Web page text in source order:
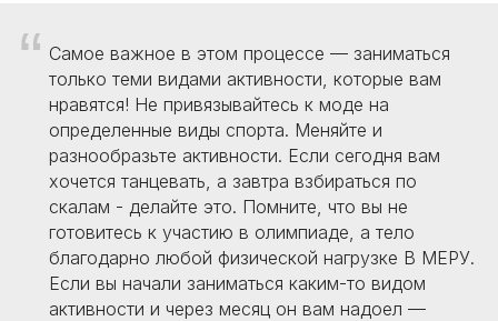
“ Самое важное в этом процессе — заниматься
только теми видами активности, которые вам
нравятся! Не привязывайтесь к моде на
определенные виды спорта. Меняйте и
разнообразьте активности. Если сегодня вам
хочется танцевать, а завтра взбираться по
скалам - делайте это. Помните, что вы не
готовитесь к участию в олимпиаде, а тело
благодарно любой физической нагрузке В МЕРУ.
Если вы начали заниматься каким-то видом
активности и через месяц он вам надоел —